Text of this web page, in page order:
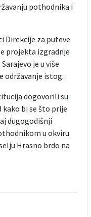
pothodnika i
Direkcije za puteve
projekta izgradnje
je u više
održavanje istog.
dogovorili su
bi se što prije
dugogodišnji
u okviru
Hrasno brdo na